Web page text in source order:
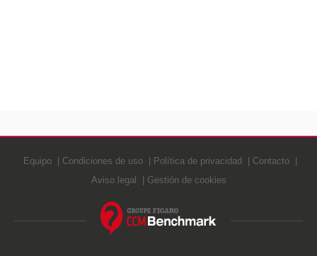
Equipo Condiciones de uso Política de privacidad
Contacto
Aviso legal
Gestión de cookies